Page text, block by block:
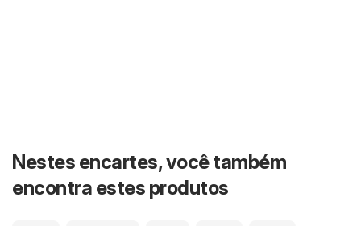
Nestes encartes, você também
encontra estes produtos